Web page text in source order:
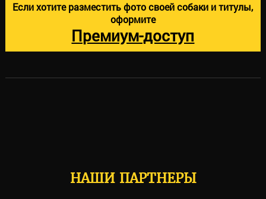
Если хотите разместить фото своей собаки и титулы,
оформите
Премиум-доступ
НАШИ ПАРТНЕРЫ